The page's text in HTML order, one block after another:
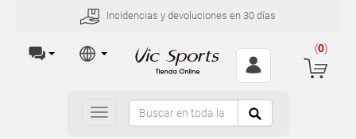
Incidencias y devoluciones en 30 días
(0)
Toggle
navigation